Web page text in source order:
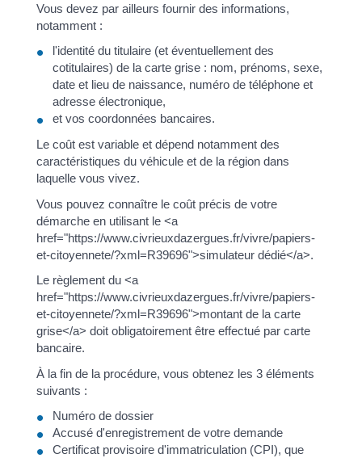
Vous devez par ailleurs fournir des informations,
notamment :
l'identité du titulaire (et éventuellement des
cotitulaires) de la carte grise : nom, prénoms, sexe,
date et lieu de naissance, numéro de téléphone et
adresse électronique,
et vos coordonnées bancaires.
Le coût est variable et dépend notamment des
caractéristiques du véhicule et de la région dans
laquelle vous vivez.
Vous pouvez connaître le coût précis de votre
démarche en utilisant le <a
href="https://www.civrieuxdazergues.fr/vivre/papiers-
et-citoyennete/?xml=R39696">simulateur dédié</a>.
Le règlement du <a
href="https://www.civrieuxdazergues.fr/vivre/papiers-
et-citoyennete/?xml=R39696">montant de la carte
grise</a> doit obligatoirement être effectué par carte
bancaire.
À la fin de la procédure, vous obtenez les 3 éléments
suivants :
Numéro de dossier
Accusé d'enregistrement de votre demande
Certificat provisoire d'immatriculation (CPI), que